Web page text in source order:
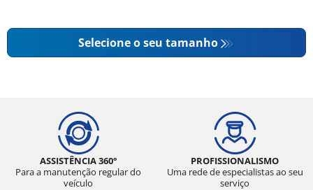
Selecione o seu tamanho
ASSISTÊNCIA 360°
Para a manutenção regular do
veículo
PROFISSIONALISMO
Uma rede de especialistas ao seu
serviço